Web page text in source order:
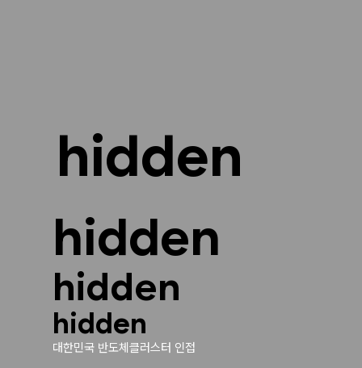
hidden
hidden
hidden
hidden
대한민국 반도체클러스터 인접